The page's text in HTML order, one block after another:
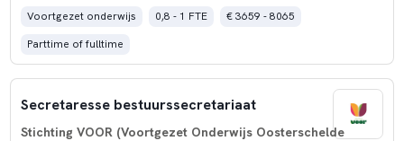
Voortgezet onderwijs 0,8 - 1 FTE
€ 3659 - 8065
Parttime of fulltime
Secretaresse bestuurssecretariaat
Stichting VOOR (Voortgezet Onderwijs Oosterschelde